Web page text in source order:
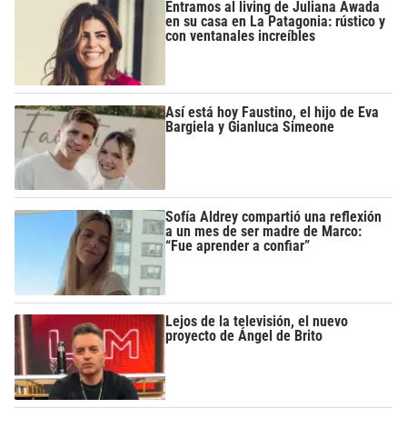
Entramos al living de Juliana Awada
en su casa en La Patagonia: rústico y
con ventanales increíbles
Así está hoy Faustino, el hijo de Eva
Bargiela y Gianluca Simeone
Sofía Aldrey compartió una reflexión
a un mes de ser madre de Marco:
“Fue aprender a confiar”
Lejos de la televisión, el nuevo
proyecto de Ángel de Brito